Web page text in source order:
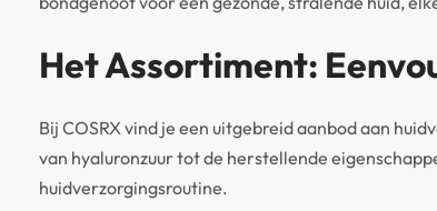
Het Assortiment:
Bij COSRX vind je een uitgebreid aanbod aan
van hyaluronzuur tot de herstellende
huidverzorgingsroutine.